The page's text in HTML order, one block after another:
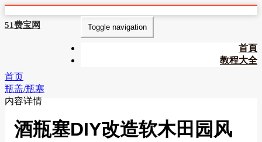
51费宝网 Toggle navigation
首頁
教程大全
首页
瓶盖/瓶塞
内容详情
酒瓶塞DIY改造软木田园风